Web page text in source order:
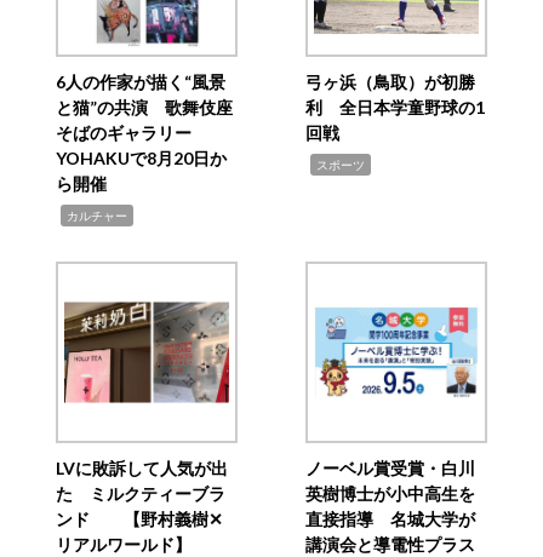
6人の作家が描く“風景
と猫”の共演 歌舞伎座
そばのギャラリー
YOHAKUで8月20日か
ら開催
カルチャー
弓ヶ浜（鳥取）が初勝
利 全日本学童野球の1
回戦
スポーツ
LVに敗訴して人気が出
た ミルクティーブラ
ンド 【野村義樹✕
リアルワールド】
ノーベル賞受賞・白川
英樹博士が小中高生を
直接指導 名城大学が
講演会と導電性プラス